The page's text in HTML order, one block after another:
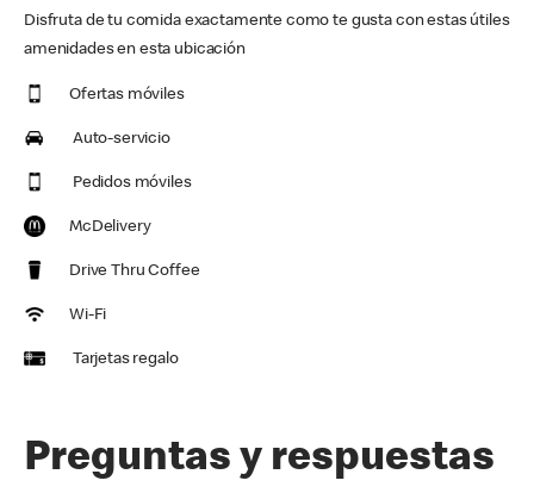
Disfruta de tu comida exactamente como te gusta con estas útiles
amenidades en esta ubicación
Ofertas móviles
Auto-servicio
Pedidos móviles
McDelivery
Drive Thru Coffee
Wi-Fi
Tarjetas regalo
Preguntas y respuestas